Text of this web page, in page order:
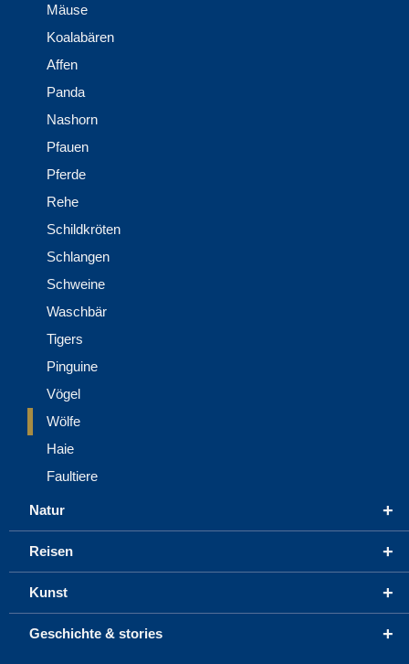
Mäuse
Koalabären
Affen
Panda
Nashorn
Pfauen
Pferde
Rehe
Schildkröten
Schlangen
Schweine
Waschbär
Tigers
Pinguine
Vögel
Wölfe
Haie
Faultiere
+
Natur
+
Reisen
+
Kunst
+
Geschichte & stories